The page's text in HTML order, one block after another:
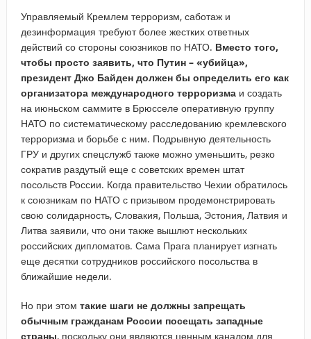
Управляемый Кремлем терроризм, саботаж и
дезинформация требуют более жестких ответных
действий со стороны союзников по НАТО. Вместо того,
чтобы просто заявить, что Путин – «убийца»,
президентДжо Байден должен бы определить его как
организатора международного терроризмаи создать
на июньском саммите в Брюсселе оперативную группу
НАТО по систематическому расследованию кремлевского
терроризма и борьбе с ним. Подрывную деятельность
ГРУ и других спецслужб также можно уменьшить, резко
сократив раздутый еще с советских времен штат
посольств России. Когда правительство Чехии обратилось
к союзникам по НАТО с призывом продемонстрировать
свою солидарность, Словакия, Польша, Эстония, Латвия и
Литва заявили, что они также вышлют нескольких
российских дипломатов. Сама Прага планирует изгнать
еще десятки сотрудников российского посольства в
ближайшие недели.
Но при этом такие шаги не должны запрещать
обычным гражданам России посещать западные
страны, поскольку они являются ценным каналом для